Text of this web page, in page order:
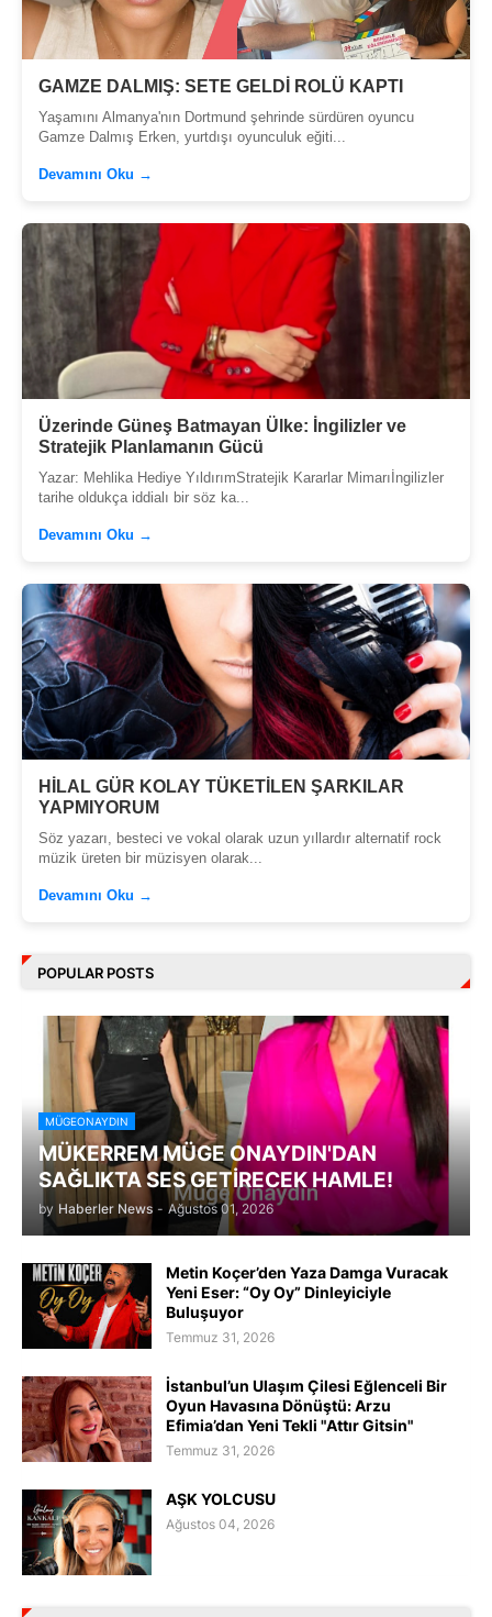
GAMZE DALMIŞ: SETE GELDİ ROLÜ KAPTI
Yaşamını Almanya'nın Dortmund şehrinde sürdüren oyuncu
Gamze Dalmış Erken, yurtdışı oyunculuk eğiti...
Devamını Oku →
Üzerinde Güneş Batmayan Ülke: İngilizler ve
Stratejik Planlamanın Gücü
Yazar: Mehlika Hediye YıldırımStratejik Kararlar Mimarıİngilizler
tarihe oldukça iddialı bir söz ka...
Devamını Oku →
HİLAL GÜR KOLAY TÜKETİLEN ŞARKILAR
YAPMIYORUM
Söz yazarı, besteci ve vokal olarak uzun yıllardır alternatif rock
müzik üreten bir müzisyen olarak...
Devamını Oku →
POPULAR POSTS
MÜGEONAYDIN
MÜKERREM MÜGE ONAYDIN'DAN
SAĞLIKTA SES GETİRECEK HAMLE!
by Haberler News - Ağustos 01, 2026
Metin Koçer’den Yaza Damga Vuracak
Yeni Eser: “Oy Oy” Dinleyiciyle
Buluşuyor
Temmuz 31, 2026
İstanbul’un Ulaşım Çilesi Eğlenceli Bir
Oyun Havasına Dönüştü: Arzu
Efimia’dan Yeni Tekli "Attır Gitsin"
Temmuz 31, 2026
AŞK YOLCUSU
Ağustos 04, 2026